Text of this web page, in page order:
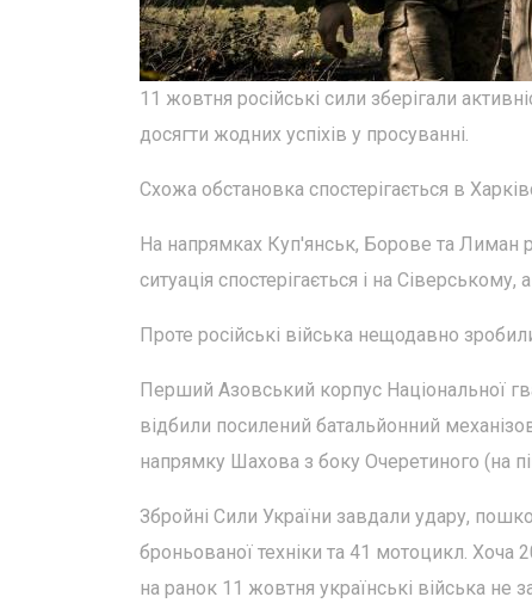
11 жовтня російські сили зберігали
досягти жодних успіхів у просуванні.
Схожа обстановка спостерігається в
На напрямках Куп'янськ, Борове та Лиман
ситуація спостерігається і на
Проте російські війська нещодавно
Перший Азовський корпус Національної
відбили посилений батальйонний
напрямку Шахова з боку Очеретиного (на
Збройні Сили України завдали удару,
броньованої техніки та 41 мотоцикл. Хоча
на ранок 11 жовтня українські війська не